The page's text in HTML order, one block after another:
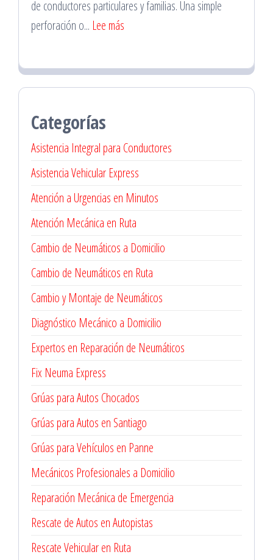
para
de conductores particulares y familias. Una simple
perforación o... Lee más
Vulca
Vitacura
Categorías
Asistencia Integral para Conductores
Asistencia Vehicular Express
Atención a Urgencias en Minutos
Atención Mecánica en Ruta
Cambio de Neumáticos a Domicilio
Cambio de Neumáticos en Ruta
Cambio y Montaje de Neumáticos
Diagnóstico Mecánico a Domicilio
Expertos en Reparación de Neumáticos
Fix Neuma Express
Grúas para Autos Chocados
Grúas para Autos en Santiago
Grúas para Vehículos en Panne
Mecánicos Profesionales a Domicilio
Reparación Mecánica de Emergencia
Rescate de Autos en Autopistas
Rescate Vehicular en Ruta